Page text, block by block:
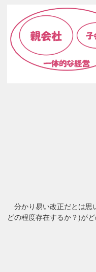
分かり易い改正だとは思
どの程度存在するか？)が